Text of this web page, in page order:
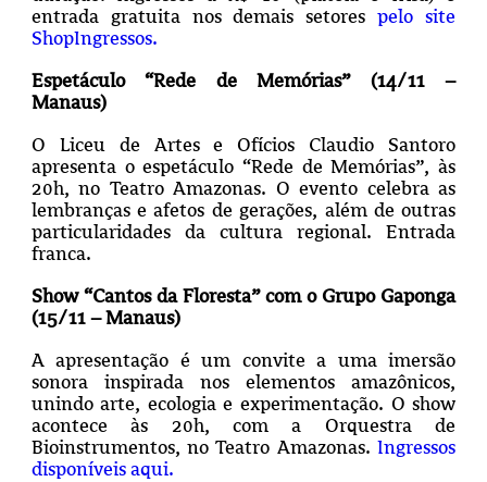
entrada gratuita nos demais setorespelo site
ShopIngressos.
Espetáculo “Rede de Memórias” (14/11 –
Manaus)
O Liceu de Artes e Ofícios Claudio Santoro
apresenta o espetáculo “Rede de Memórias”, às
20h, no Teatro Amazonas. O evento celebra as
lembranças e afetos de gerações, além de outras
particularidades da cultura regional. Entrada
franca.
Show “Cantos da Floresta” com o Grupo Gaponga
(15/11 – Manaus)
A apresentação é um convite a uma imersão
sonora inspirada nos elementos amazônicos,
unindo arte, ecologia e experimentação. O show
acontece às 20h, com a Orquestra de
Bioinstrumentos, no Teatro Amazonas.Ingressos
disponíveis aqui.